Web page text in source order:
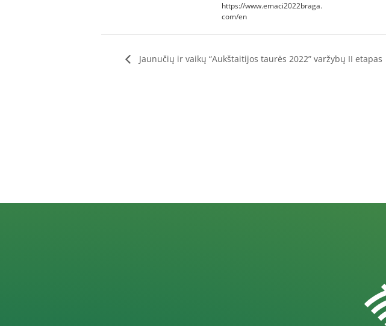
https://www.emaci2022braga.
com/en
Jaunučių ir vaikų “Aukštaitijos taurės 2022” varžybų II etapas